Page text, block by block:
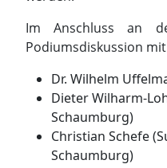
Im Anschluss an
Podiumsdiskussion mit
Dr. Wilhelm
Dieter Wilharm-
Schaumburg)
Christian Schefe
Schaumburg)